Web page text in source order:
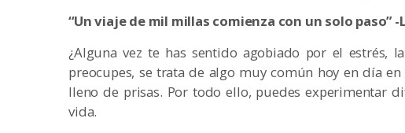
“Un viaje de mil millas comienza con un solo paso” -
¿Alguna vez te has sentido agobiado por el estrés,
preocupes, se trata de algo muy común hoy en día
lleno de prisas. Por todo ello, puedes experimentar
vida.